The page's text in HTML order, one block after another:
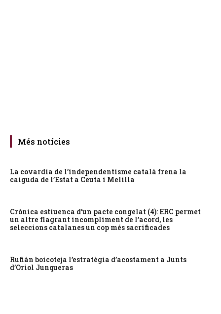
Més notícies
La covardia de l’independentisme català frena la
caiguda de l’Estat a Ceuta i Melilla
Crònica estiuenca d’un pacte congelat (4): ERC permet
un altre flagrant incompliment de l’acord, les
seleccions catalanes un cop més sacrificades
Rufián boicoteja l’estratègia d’acostament a Junts
d’Oriol Junqueras